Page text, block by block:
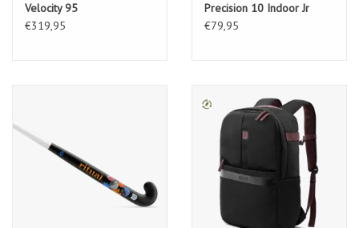
Velocity 95
€319,95
Precision 10 Indoor Jr
€79,95